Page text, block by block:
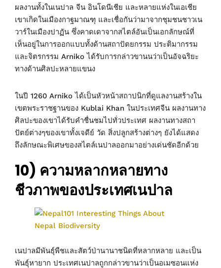
ผลงานทั้งในเนปาล จีน อินโดนีเชีย และหลายแห่งในเอเชีย
เขาเกิดในเมืองกาฐมาณฑุ และเชื่อกันว่ามาจากชุมชนชาวเน
วาร์ในเมืองปาฏัน ซึ่งคาดเดาจากสไตล์อันเป็นเอกลักษณ์ที่
เห็นอยู่ในการออกแบบทั้งด้านสถาปัตยกรรม ประติมากรรม
และจิตรกรรม Arniko ได้รับการกล่าวขานนว่าเป็นอัจฉริยะ
ทางด้านศิลปะหลายแขนง
ในปี 1260 Arniko ได้เป็นหัวหน้าสถาปนิกที่ดูแลงานสร้างใน
เขตพระราชฐานของ Kublai Khan ในประเทศจีน ผลงานทาง
ศิลปะของเขาได้รับคำชื่นชมไปทั่วประเทศ ผลงานทางสถา
ปัตย์ต่างๆของเขาทั้งเจดีย์ วัด สิ่งปลูกสร้างต่างๆ ยังได้แสดง
ถึงลักษณะพิเศษของสไตล์เนปาลออกมาอย่างเด่นชัดอีกด้วย
10) ความหลากหลายทาง
ชีวภาพของประเทศเนปาล
เนปาลมีพันธุ์พืชและสัตว์ป่านานาชนิดที่หลากหลาย และเป็น
พันธุ์หายาก ประเทศเนปาลถูกกล่าวขานว่าเป็นอเมซอนแห่ง